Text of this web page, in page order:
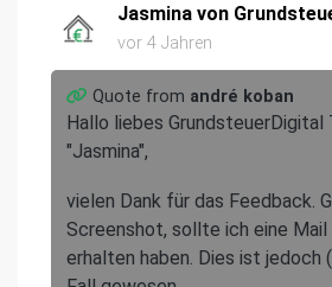
Jasmina von
vor 4 Jahren
Quote from andré koban
Hallo liebes GrundsteuerDigital
"Jasmina",
vielen Dank für das Feedback.
Screenshot, sollte ich eine Mail
erhalten haben. Dies ist jedoch